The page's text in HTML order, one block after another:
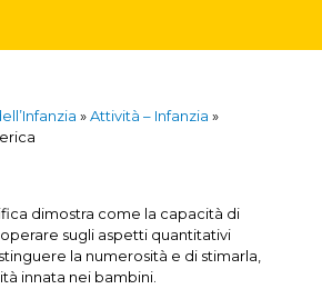
»Attività – Infanzia »
dimostra come la capacità di
sugli aspetti quantitativi
la numerosità e di stimarla,
innata nei bambini.